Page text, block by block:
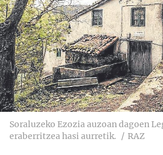
Soraluzeko Ezozia auzoan dagoen
eraberritzea hasi aurretik.
RAZ